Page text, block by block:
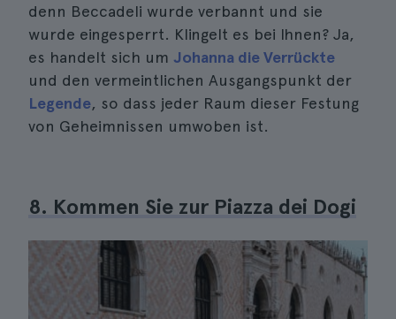
denn Beccadeli wurde verbannt und sie
wurde eingesperrt. Klingelt es bei Ihnen? Ja,
es handelt sich um Johanna die Verrückte
und den vermeintlichen Ausgangspunkt der
Legende, so dass jeder Raum dieser Festung
von Geheimnissen umwoben ist.
8. Kommen Sie zur Piazza dei Dogi